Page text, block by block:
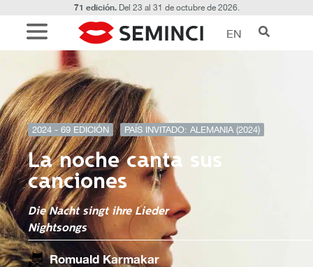
71 edición.Del 23 al 31 de octubre de 2026.
EN
2024 - 69 EDICIÓN PAÍS INVITADO: ALEMANIA (2024)
La noche canta sus
canciones
Die Nacht singt ihre Lieder
Nightsongs
Romuald Karmakar